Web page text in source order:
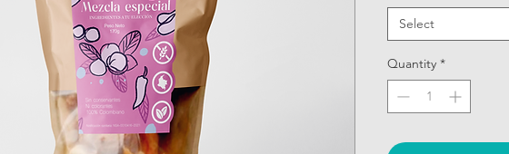
Select
Quantity *